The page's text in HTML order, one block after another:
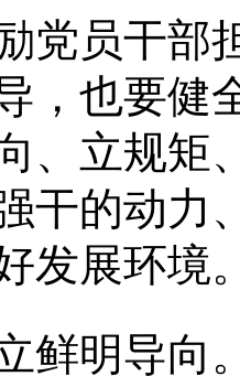
员干部担
，也要健
、立规矩
干的动力
发展环境
明导向。